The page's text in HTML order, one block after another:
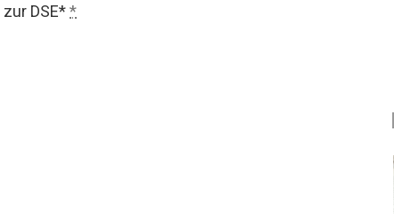
zur DSE**